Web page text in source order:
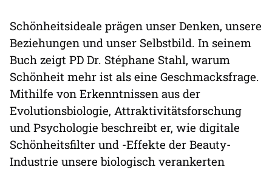
Schönheitsideale prägen unser Denken, unsere
Beziehungen und unser Selbstbild. In seinem
Buch zeigt PD Dr. Stéphane Stahl, warum
Schönheit mehr ist als eine Geschmacksfrage.
Mithilfe von Erkenntnissen aus der
Evolutionsbiologie, Attraktivitätsforschung
und Psychologie beschreibt er, wie digitale
Schönheitsfilter und -Effekte der Beauty-
Industrie unsere biologisch verankerten